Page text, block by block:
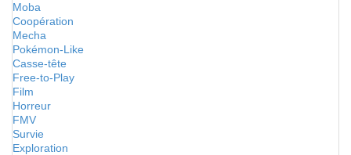
Moba
Coopération
Mecha
Pokémon-Like
Casse-tête
Free-to-Play
Film
Horreur
FMV
Survie
Exploration